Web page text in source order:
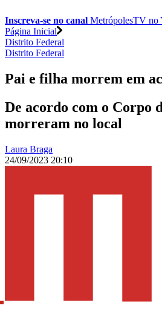
Inscreva-se no canal MetrópolesTV no
Página Inicial
Distrito Federal
Distrito Federal
Pai e filha morrem em
De acordo com o Corpo
morreram no local
Laura Braga
24/09/2023 20:10